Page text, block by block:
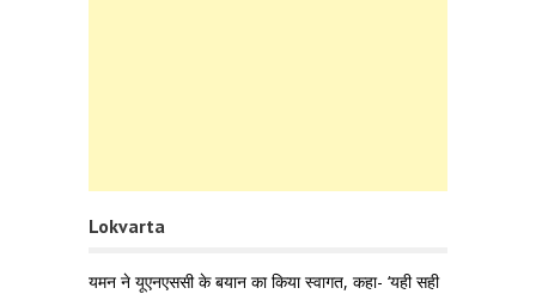
Lokvarta
यमन ने यूएनएससी के बयान का किया स्वागत, कहा- ‘यही सही